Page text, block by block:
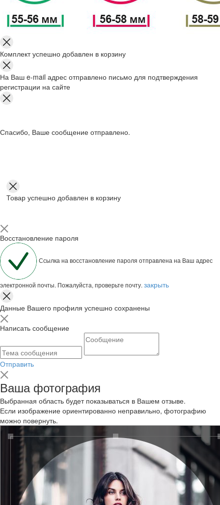
Комплект успешно добавлен в корзину
На Ваш e-mail адрес отправлено письмо для подтверждения
регистрации на сайте
Спасибо, Ваше сообщение отправлено.
Товар успешно добавлен в корзину
Восстановление пароля
Ссылка на восстановление пароля отправлена на Ваш адрес
электронной почты. Пожалуйста, проверьте почту. закрыть
Данные Вашего профиля успешно сохранены
Написать сообщение
Отправить
Ваша фотография
Выбранная область будет показываться в Вашем отзыве.
Если изображение ориентированно неправильно, фотографию
можно повернуть.